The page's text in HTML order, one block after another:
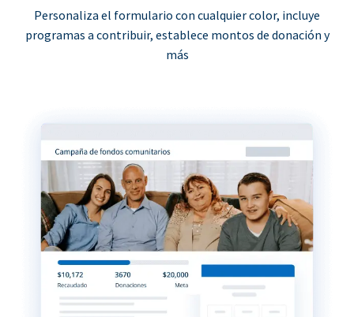
Personaliza el formulario con cualquier color, incluye
programas a contribuir, establece montos de donación y
más